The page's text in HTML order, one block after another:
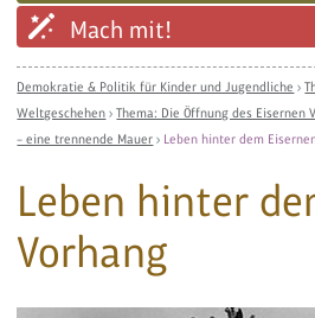
Mach mit!
Demokratie & Politik für Kinder und Jugendliche ›
Weltgeschehen ›Thema: Die Öffnung des Eisernen
– eine trennende Mauer › Leben hinter dem
Leben hinter
Vorhang